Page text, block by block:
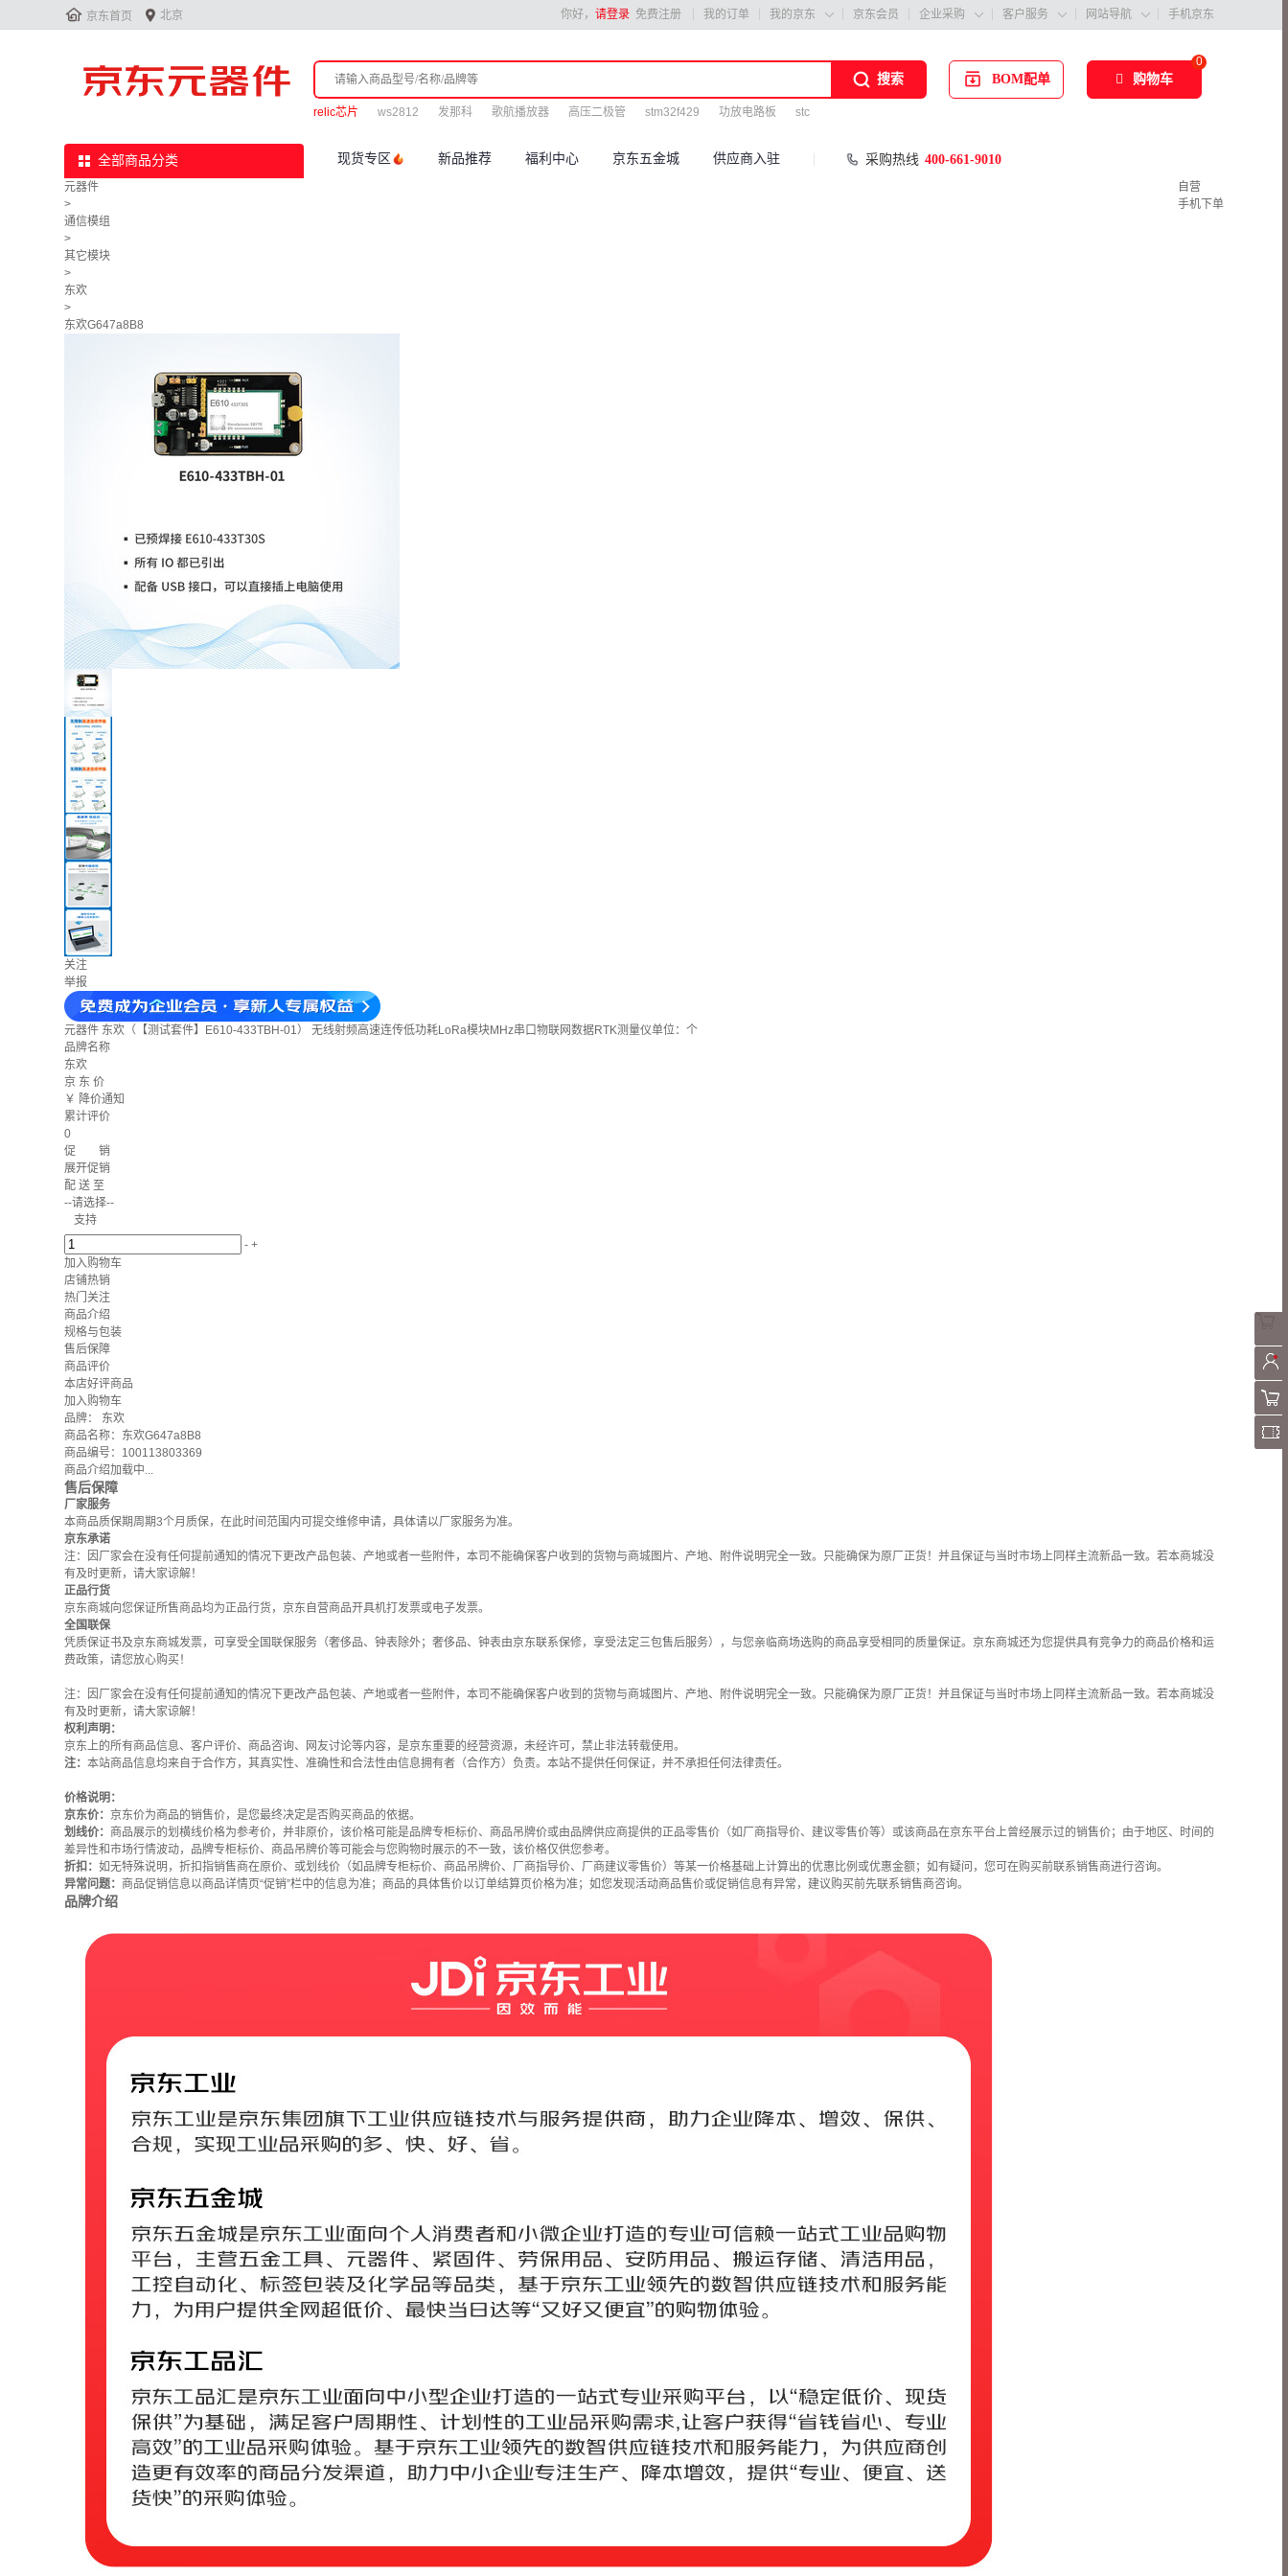
 京东首页  北京 你好， 请登录 免费注册 我的订单 我的京东  京东会员 企业采购  客户服务  网站导航  手机京东
搜索
relic芯片 ws2812 发那科 歌航播放器 高压二极管 stm32f429 功放电路板 stc
BOM配单
0
购物车
全部商品分类 现货专区 新品推荐 福利中心 京东五金城 供应商入驻 采购热线 400-661-9010
元器件
>
通信模组
>
其它模块
>
东欢
>
东欢G647a8B8
自营
手机下单
关注
举报
元器件 东欢（【测试套件】E610-433TBH-01） 无线射频高速连传低功耗LoRa模块MHz串口物联网数据RTK测量仪单位：个
品牌名称
东欢
京 东 价
￥ 降价通知
累计评价
0
促 销
展开促销
配 送 至
--请选择--
支持
- +
加入购物车
店铺热销
热门关注
商品介绍
规格与包装
售后保障
商品评价
本店好评商品
加入购物车
品牌： 东欢
商品名称：东欢G647a8B8
商品编号：100113803369
商品介绍加载中...
售后保障
厂家服务
本商品质保期周期3个月质保，在此时间范围内可提交维修申请，具体请以厂家服务为准。
京东承诺
注：因厂家会在没有任何提前通知的情况下更改产品包装、产地或者一些附件，本司不能确保客户收到的货物与商城图片、产地、附件说明完全一致。只能确保为原厂正货！并且保证与当时市场上同样主流新品一致。若本商城没
有及时更新，请大家谅解！
正品行货
京东商城向您保证所售商品均为正品行货，京东自营商品开具机打发票或电子发票。
全国联保
凭质保证书及京东商城发票，可享受全国联保服务（奢侈品、钟表除外；奢侈品、钟表由京东联系保修，享受法定三包售后服务），与您亲临商场选购的商品享受相同的质量保证。京东商城还为您提供具有竞争力的商品价格和运
费政策，请您放心购买！
注：因厂家会在没有任何提前通知的情况下更改产品包装、产地或者一些附件，本司不能确保客户收到的货物与商城图片、产地、附件说明完全一致。只能确保为原厂正货！并且保证与当时市场上同样主流新品一致。若本商城没
有及时更新，请大家谅解！
权利声明：
京东上的所有商品信息、客户评价、商品咨询、网友讨论等内容，是京东重要的经营资源，未经许可，禁止非法转载使用。
注： 本站商品信息均来自于合作方，其真实性、准确性和合法性由信息拥有者（合作方）负责。本站不提供任何保证，并不承担任何法律责任。
价格说明：
京东价： 京东价为商品的销售价，是您最终决定是否购买商品的依据。
划线价： 商品展示的划横线价格为参考价，并非原价，该价格可能是品牌专柜标价、商品吊牌价或由品牌供应商提供的正品零售价（如厂商指导价、建议零售价等）或该商品在京东平台上曾经展示过的销售价；由于地区、时间的
差异性和市场行情波动，品牌专柜标价、商品吊牌价等可能会与您购物时展示的不一致，该价格仅供您参考。
折扣： 如无特殊说明，折扣指销售商在原价、或划线价（如品牌专柜标价、商品吊牌价、厂商指导价、厂商建议零售价）等某一价格基础上计算出的优惠比例或优惠金额；如有疑问，您可在购买前联系销售商进行咨询。
异常问题： 商品促销信息以商品详情页“促销”栏中的信息为准；商品的具体售价以订单结算页价格为准；如您发现活动商品售价或促销信息有异常，建议购买前先联系销售商咨询。
品牌介绍